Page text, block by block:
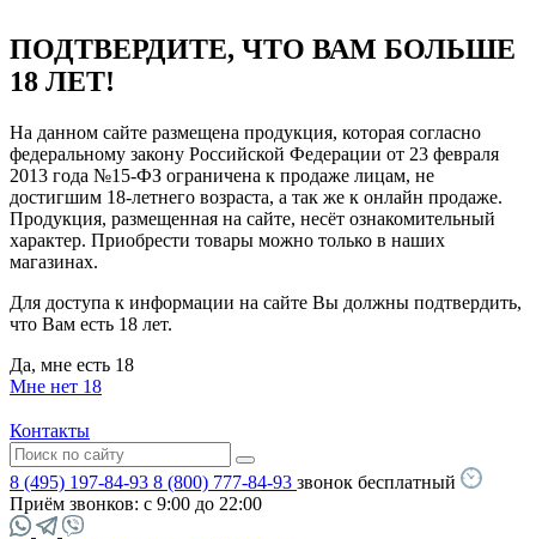
ПОДТВЕРДИТЕ, ЧТО ВАМ БОЛЬШЕ
18 ЛЕТ!
На данном сайте размещена продукция, которая согласно
федеральному закону Российской Федерации от 23 февраля
2013 года №15-ФЗ ограничена к продаже лицам, не
достигшим 18-летнего возраста, а так же к онлайн продаже.
Продукция, размещенная на сайте, несёт ознакомительный
характер. Приобрести товары можно только в наших
магазинах.
Для доступа к информации на сайте Вы должны подтвердить,
что Вам есть 18 лет.
Да, мне есть 18
Мне нет 18
Контакты
8 (495) 197-84-93 8 (800) 777-84-93 звонок бесплатный
Приём звонков: с 9:00 до 22:00